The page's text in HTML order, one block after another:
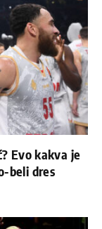
Evo kakva je
beli dres